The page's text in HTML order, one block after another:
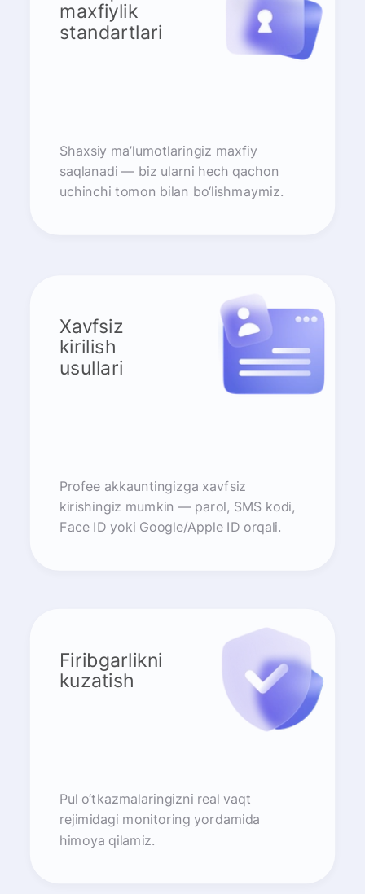
maxfiylik
standartlari
Shaxsiy ma’lumotlaringiz maxfiy
saqlanadi — biz ularni hech qachon
uchinchi tomon bilan bo‘lishmaymiz.
Xavfsiz
kirilish
usullari
Profee akkauntingizga xavfsiz
kirishingiz mumkin — parol, SMS kodi,
Face ID yoki Google/Apple ID orqali.
Firibgarlikni
kuzatish
Pul o‘tkazmalaringizni real vaqt
rejimidagi monitoring yordamida
himoya qilamiz.